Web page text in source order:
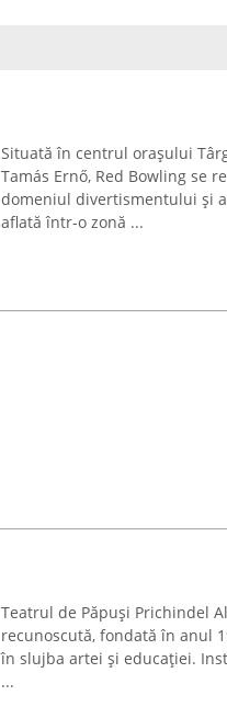
Situată în centrul orașului
Tamás Ernő, Red Bowling se
domeniul divertismentului și
aflată într-o zonă ...
Teatrul de Păpuși Prichindel
recunoscută, fondată în anul
în slujba artei și educației.
...